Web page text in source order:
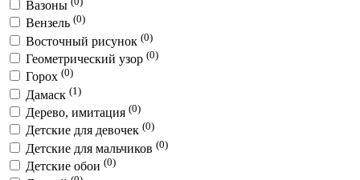
Вазоны
Вензель (0)
Восточный рисунок (0)
Геометрический узор (0)
Горох (0)
Дамаск (1)
Дерево, имитация (0)
Детские для девочек (0)
Детские для мальчиков (0)
Детские обои (0)